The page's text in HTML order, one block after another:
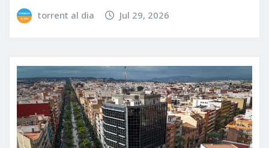
torrent al dia Jul 29, 2026